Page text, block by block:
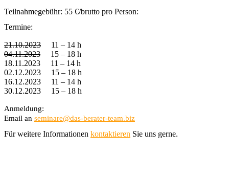
Teilnahmegebühr: 55 €/brutto pro Person:
Termine:
21.10.2023
11 – 14 h
04.11.2023
15 – 18 h
18.11.2023 11 – 14 h
02.12.2023 15 – 18 h
16.12.2023 11 – 14 h
30.12.2023 15 – 18 h
Anmeldung:
Email an seminare@das-berater-team.biz
Für weitere Informationen kontaktieren Sie uns gerne.